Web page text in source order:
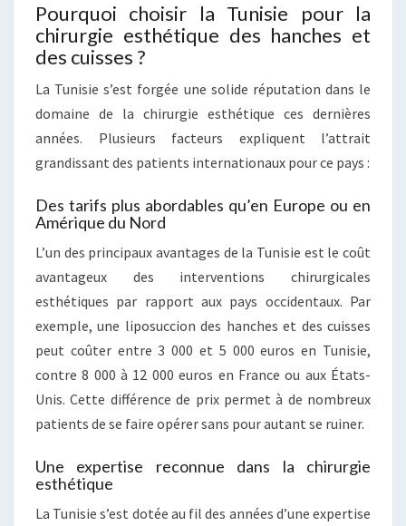
Pourquoi choisir la Tunisie pour la
chirurgie esthétique des hanches et
des cuisses ?
La Tunisie s’est forgée une solide réputation dans le
domaine de la chirurgie esthétique ces dernières
années. Plusieurs facteurs expliquent l’attrait
grandissant des patients internationaux pour ce pays :
Des tarifs plus abordables qu’en Europe ou en
Amérique du Nord
L’un des principaux avantages de la Tunisie est le coût
avantageux des interventions chirurgicales
esthétiques par rapport aux pays occidentaux. Par
exemple, une liposuccion des hanches et des cuisses
peut coûter entre 3 000 et 5 000 euros en Tunisie,
contre 8 000 à 12 000 euros en France ou aux États-
Unis. Cette différence de prix permet à de nombreux
patients de se faire opérer sans pour autant se ruiner.
Une expertise reconnue dans la chirurgie
esthétique
La Tunisie s’est dotée au fil des années d’une expertise